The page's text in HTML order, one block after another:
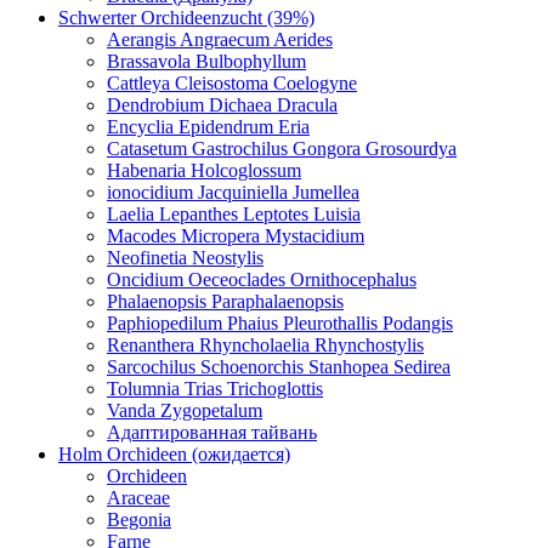
Schwerter Orchideenzucht (39%)
Aerangis Angraecum Aerides
Brassavola Bulbophyllum
Cattleya Cleisostoma Coelogyne
Dendrobium Dichaea Dracula
Encyclia Epidendrum Eria
Catasetum Gastrochilus Gongora Grosourdya
Habenaria Holcoglossum
ionocidium Jacquiniella Jumellea
Laelia Lepanthes Leptotes Luisia
Macodes Micropera Mystacidium
Neofinetia Neostylis
Oncidium Oeceoclades Ornithocephalus
Phalaenopsis Paraphalaenopsis
Paphiopedilum Phaius Pleurothallis Podangis
Renanthera Rhyncholaelia Rhynchostylis
Sarcochilus Schoenorchis Stanhopea Sedirea
Tolumnia Trias Trichoglottis
Vanda Zygopetalum
Адаптированная тайвань
Holm Orchideen (ожидается)
Orchideen
Araceae
Begonia
Farne